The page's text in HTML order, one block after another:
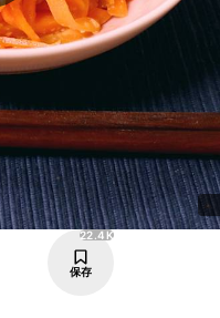
22.4K
保存